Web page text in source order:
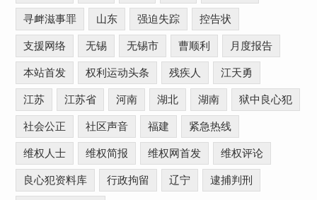
寻衅滋事罪 山东 强迫失踪 控告状
支援网络 无锡 无锡市 曹顺利 月度报告
本站首发 权利运动头条 残疾人 江天勇
江苏 江苏省 河南 湖北 湖南 狱中良心犯
社会公正 社区声音 福建 紧急热线
维权人士 维权简报 维权网首发 维权评论
良心犯资料库 行政拘留 辽宁 逮捕判刑